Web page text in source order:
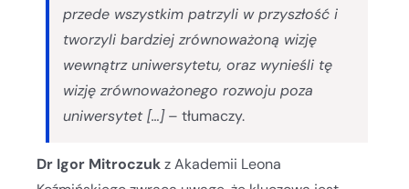
przede wszystkim patrzyli w przyszłość i
tworzyli bardziej zrównoważoną wizję
wewnątrz uniwersytetu, oraz wynieśli tę
wizję zrównoważonego rozwoju poza
uniwersytet […]– tłumaczy.
Dr Igor Mitroczukz Akademii Leona